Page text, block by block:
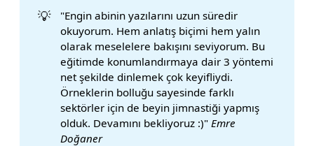
💡
"Engin abinin yazılarını uzun süredir
okuyorum. Hem anlatış biçimi hem yalın
olarak meselelere bakışını seviyorum. Bu
eğitimde konumlandırmaya dair 3 yöntemi
net şekilde dinlemek çok keyifliydi.
Örneklerin bolluğu sayesinde farklı
sektörler için de beyin jimnastiği yapmış
olduk. Devamını bekliyoruz :)" Emre
Doğaner